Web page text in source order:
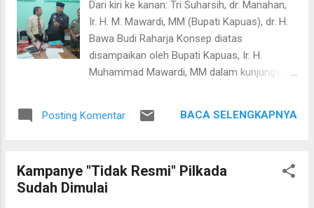
dari kandidat yang lain menghiasi berbagai
tempat di sepanjang jalan. Di Desa Pallingkau
baru terdapat baliho besar yang
menampilkan kandidat yang lain. Mendekat
saat-saat pemilihan bupati ini berbagai cara
Calon Bupati Kapuas.
Dari kiri ke kanan: Tri Suharsih, dr. Manahan,
Ir. H. M. Mawardi, MM (Bupati Kapuas), dr. H.
Bawa Budi Raharja Konsep diatas
disampaikan oleh Bupati Kapuas, Ir. H.
Muhammad Mawardi, MM dalam kunjungan
tersebut, Bupati menyempatkan diri untuk
Kesehatan Republik Indonesia. Dalam
perbincang tersebut, Bupati menyampaikan
Posting Komentar BACA SELENGKAPNYA
Kampanye "Tidak Resmi" Pilkada
Sudah Dimulai